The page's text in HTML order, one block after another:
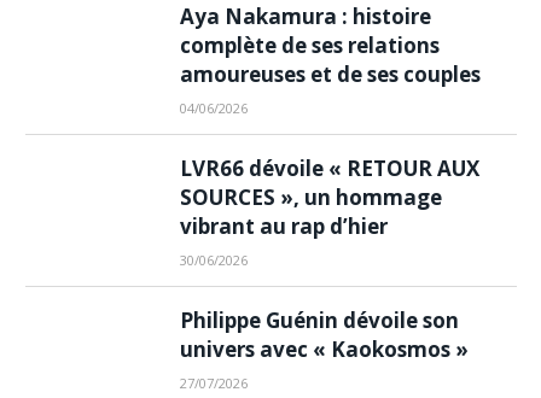
Aya Nakamura : histoire
complète de ses relations
amoureuses et de ses couples
04/06/2026
LVR66 dévoile « RETOUR AUX
SOURCES », un hommage
vibrant au rap d’hier
30/06/2026
Philippe Guénin dévoile son
univers avec « Kaokosmos »
27/07/2026